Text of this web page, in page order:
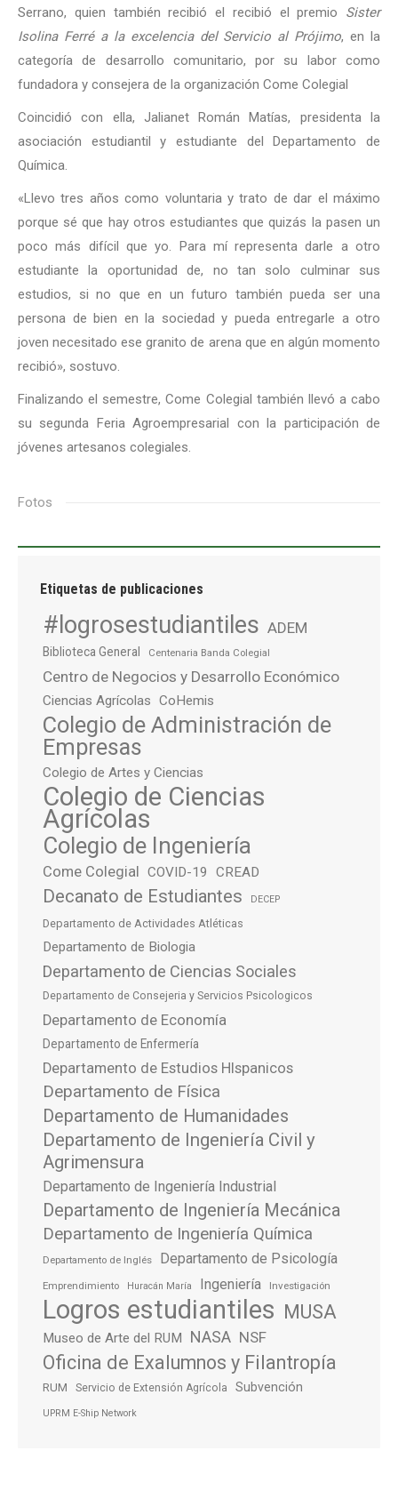
Serrano, quien también recibió el recibió el premio Sister
Isolina Ferré a la excelencia del Servicio al Prójimo, en la
categoría de desarrollo comunitario, por su labor como
fundadora y consejera de la organización Come Colegial
Coincidió con ella, Jalianet Román Matías, presidenta la
asociación estudiantil y estudiante del Departamento de
Química.
«Llevo tres años como voluntaria y trato de dar el máximo
porque sé que hay otros estudiantes que quizás la pasen un
poco más difícil que yo. Para mí representa darle a otro
estudiante la oportunidad de, no tan solo culminar sus
estudios, si no que en un futuro también pueda ser una
persona de bien en la sociedad y pueda entregarle a otro
joven necesitado ese granito de arena que en algún momento
recibió», sostuvo.
Finalizando el semestre, Come Colegial también llevó a cabo
su segunda Feria Agroempresarial con la participación de
jóvenes artesanos colegiales.
Fotos
Etiquetas de publicaciones
#logrosestudiantiles ADEM
Biblioteca General Centenaria Banda Colegial
Centro de Negocios y Desarrollo Económico
Ciencias Agrícolas CoHemis
Colegio de Administración de
Empresas
Colegio de Artes y Ciencias
Colegio de Ciencias
Agrícolas
Colegio de Ingeniería
Come Colegial COVID-19 CREAD
Decanato de Estudiantes DECEP
Departamento de Actividades Atléticas
Departamento de Biologia
Departamento de Ciencias Sociales
Departamento de Consejeria y Servicios Psicologicos
Departamento de Economía
Departamento de Enfermería
Departamento de Estudios HIspanicos
Departamento de Física
Departamento de Humanidades
Departamento de Ingeniería Civil y
Agrimensura
Departamento de Ingeniería Industrial
Departamento de Ingeniería Mecánica
Departamento de Ingeniería Química
Departamento de Inglés Departamento de Psicología
Emprendimiento Huracán María Ingeniería Investigación
Logros estudiantiles MUSA
Museo de Arte del RUM NASA NSF
Oficina de Exalumnos y Filantropía
RUM Servicio de Extensión Agrícola Subvención
UPRM E-Ship Network